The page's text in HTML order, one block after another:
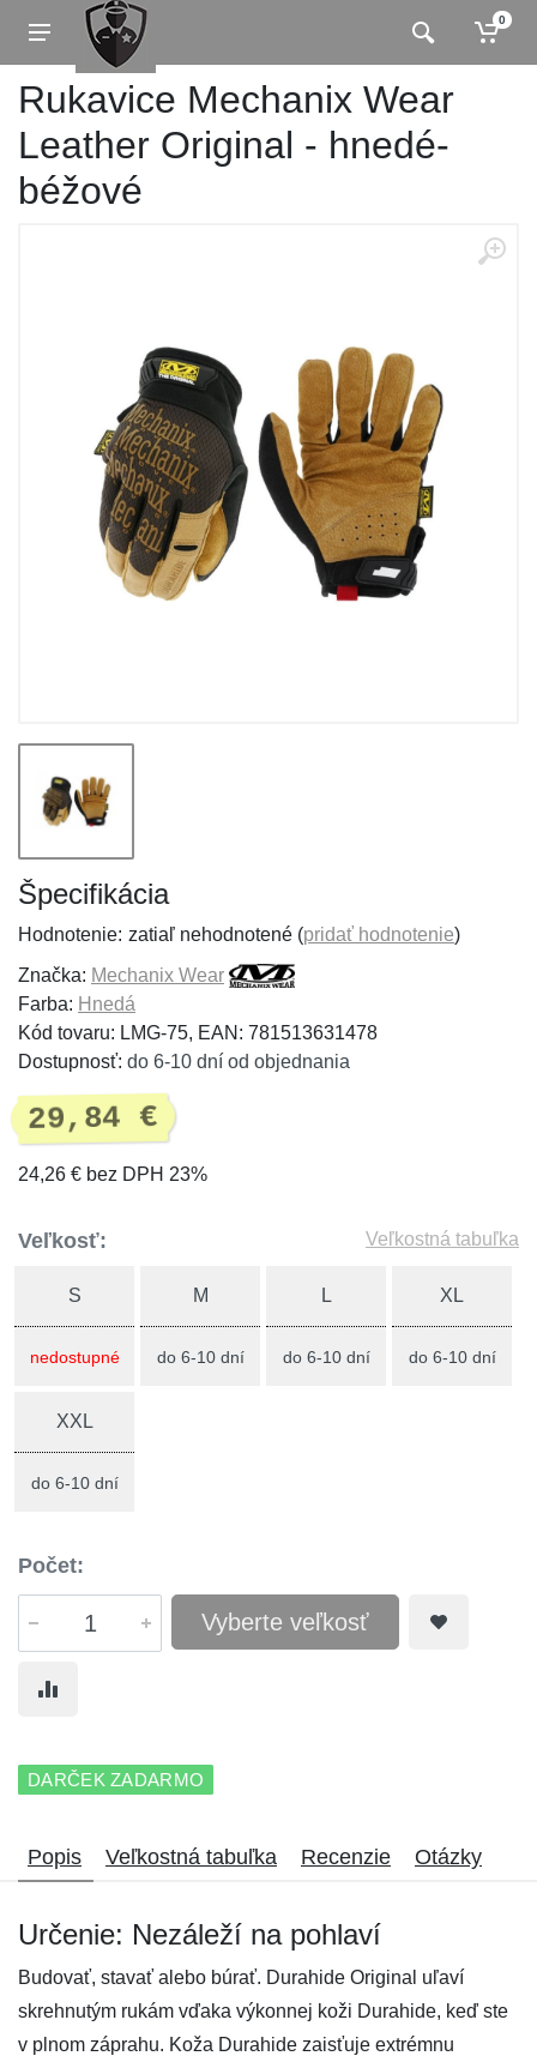
0
Rukavice Mechanix Wear
Leather Original - hnedé-
béžové
Špecifikácia
Hodnotenie: zatiaľ nehodnotené (pridať hodnotenie)
Značka: Mechanix Wear
Farba: Hnedá
Kód tovaru: LMG-75, EAN: 781513631478
Dostupnosť: do 6-10 dní od objednania
29,84 €
24,26 € bez DPH 23%
Veľkosť: Veľkostná tabuľka
S
nedostupné
M
do 6-10 dní
L
do 6-10 dní
XL
do 6-10 dní
XXL
do 6-10 dní
Počet:
Vyberte veľkosť
DARČEK ZADARMO
Popis Veľkostná tabuľka Recenzie Otázky
Určenie: Nezáleží na pohlaví
Budovať, stavať alebo búrať. Durahide Original uľaví
skrehnutým rukám vďaka výkonnej koži Durahide, keď ste
v plnom záprahu. Koža Durahide zaisťuje extrémnu